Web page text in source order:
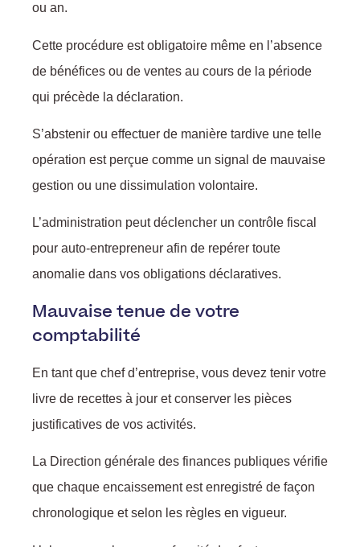
ou an.
Cette procédure est obligatoire même en l’absence
de bénéfices ou de ventes au cours de la période
qui précède la déclaration.
S’abstenir ou effectuer de manière tardive une telle
opération est perçue comme un signal de mauvaise
gestion ou une dissimulation volontaire.
L’administration peut déclencher un contrôle fiscal
pour auto-entrepreneur afin de repérer toute
anomalie dans vos obligations déclaratives.
Mauvaise tenue de votre
comptabilité
En tant que chef d’entreprise, vous devez tenir votre
livre de recettes à jour et conserver les pièces
justificatives de vos activités.
La Direction générale des finances publiques vérifie
que chaque encaissement est enregistré de façon
chronologique et selon les règles en vigueur.